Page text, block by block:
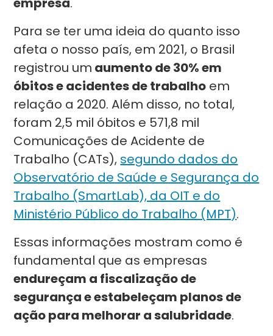
Para se ter uma ideia do quanto isso
afeta o nosso país, em 2021, o Brasil
registrou um aumento de 30% em
óbitos e acidentes de trabalho em
relação a 2020. Além disso, no total,
foram 2,5 mil óbitos e 571,8 mil
Comunicações de Acidente de
Trabalho (CATs), segundo dados do
Observatório de Saúde e Segurança do
Trabalho (SmartLab), da OIT e do
Ministério Público do Trabalho (MPT).
Essas informações mostram como é
fundamental que as empresas
endureçam a fiscalização de
segurança e estabeleçam planos de
ação para melhorar a salubridade.